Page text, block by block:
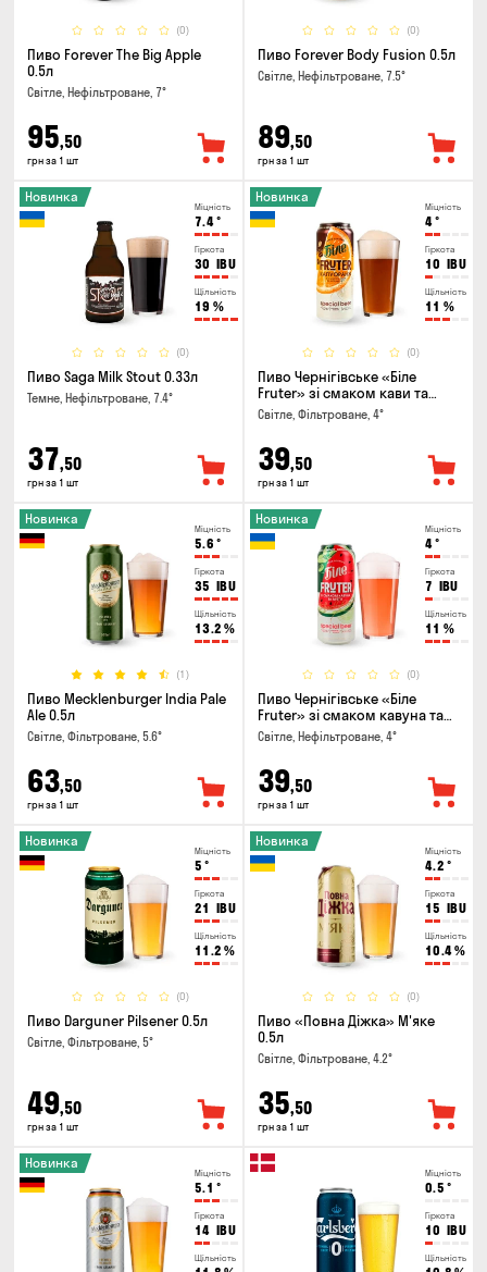
(0)
Пиво Forever The Big Apple
0.5л
Світле, Нефільтроване, 7°
95,50
грн за 1 шт
(0)
Пиво Forever Body Fusion 0.5л
Світле, Нефільтроване, 7.5°
89,50
грн за 1 шт
Міцність
7.4°
Гіркота
30 IBU
Щільність
19 %
(0)
Новинка
Пиво Saga Milk Stout 0.33л
Темне, Нефільтроване, 7.4°
37,50
грн за 1 шт
Міцність
4°
Гіркота
10 IBU
Щільність
11 %
(0)
Новинка
Пиво Чернігівське «Біле
Fruter» зі смаком кави та
апельсину 0.5л
Світле, Фільтроване, 4°
39,50
грн за 1 шт
Міцність
5.6 °
Гіркота
35 IBU
Щільність
13.2 %
(1)
Новинка
Пиво Mecklenburger India Pale
Ale 0.5л
Світле, Фільтроване, 5.6°
63,50
грн за 1 шт
Міцність
4°
Гіркота
7 IBU
Щільність
11 %
(0)
Новинка
Пиво Чернігівське «Біле
Fruter» зі смаком кавуна та
м'яти 0.5л
Світле, Нефільтроване, 4°
39,50
грн за 1 шт
Міцність
5 °
Гіркота
21 IBU
Щільність
11.2 %
(0)
Новинка
Пиво Darguner Pilsener 0.5л
Світле, Фільтроване, 5°
49,50
грн за 1 шт
Міцність
4.2 °
Гіркота
15 IBU
Щільність
10.4%
(0)
Новинка
Пиво «Повна Діжка» М'яке
0.5л
Світле, Фільтроване, 4.2°
35,50
грн за 1 шт
Міцність
5.1 °
Гіркота
14 IBU
Щільність
Новинка
Міцність
0.5 °
Гіркота
10 IBU
Щільність